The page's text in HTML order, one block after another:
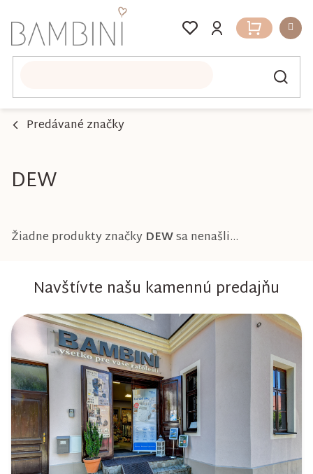
na
obsah
Nákupný
košík
Predávané značky
DEW
Žiadne produkty značky DEWsa nenašli...
Navštívte našu kamennú predajňu